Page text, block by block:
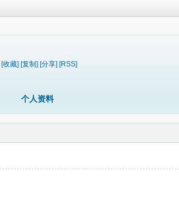
[收藏] [复制] [分享] [RSS]
个人资料